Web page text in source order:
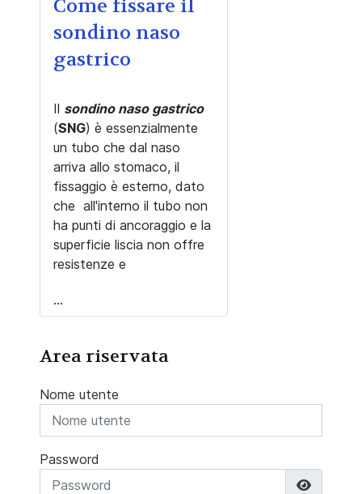
Come fissare il
sondino naso
gastrico
Il sondino naso gastrico
(SNG) è essenzialmente
un tubo che dal naso
arriva allo stomaco, il
fissaggio è esterno, dato
che all'interno il tubo non
ha punti di ancoraggio e la
superficie liscia non offre
resistenze e
...
Area riservata
Nome utente
Password